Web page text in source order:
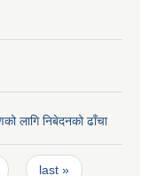
लागि निबेदनको ढाँचा
last »